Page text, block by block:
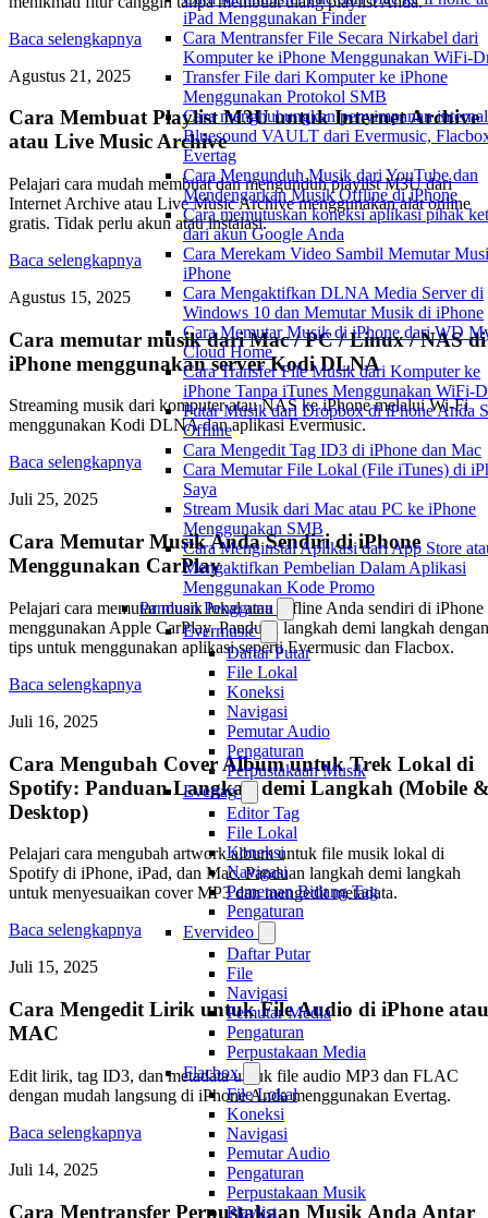
iPad Menggunakan Finder
Cara Mentransfer File Secara Nirkabel dari
Komputer ke iPhone Menggunakan WiFi-
Transfer File dari Komputer ke iPhone
Menggunakan Protokol SMB
Cara menghubungkan penyimpanan internal
Bluesound VAULT dari Evermusic,
Evertag
Cara Mengunduh Musik dari YouTube dan
Mendengarkan Musik Offline di iPhone
Cara memutuskan koneksi aplikasi pihak
dari akun Google Anda
Cara Merekam Video Sambil Memutar
iPhone
Cara Mengaktifkan DLNA Media Server di
Windows 10 dan Memutar Musik di iPhone
Cara Memutar Musik di iPhone dari WD
Cloud Home
Cara Transfer File Musik dari Komputer ke
iPhone Tanpa iTunes Menggunakan WiFi-
Putar Musik dari Dropbox di iPhone Anda
Offline
Cara Mengedit Tag ID3 di iPhone dan Mac
Cara Memutar File Lokal (File iTunes) di
Saya
Stream Musik dari Mac atau PC ke iPhone
Menggunakan SMB
Cara Menginstal Aplikasi dari App Store
Mengaktifkan Pembelian Dalam Aplikasi
Menggunakan Kode Promo
Panduan Pengguna
Evermusic
Daftar Putar
File Lokal
Koneksi
Navigasi
Pemutar Audio
Pengaturan
Perpustakaan Musik
Evertag
Editor Tag
File Lokal
Koneksi
Navigasi
Pemetaan Bidang Tag
Pengaturan
Evervideo
Daftar Putar
File
Navigasi
Pemutar Media
Pengaturan
Perpustakaan Media
Flacbox
File Lokal
Koneksi
Navigasi
Pemutar Audio
Pengaturan
Perpustakaan Musik
Playlist
Baca selengkapnya
Agustus 21, 2025
Cara Membuat Playlist M3U untuk Internet Archive
atau Live Music Archive
Pelajari cara mudah membuat dan mengunduh playlist M3U dari
Internet Archive atau Live Music Archive menggunakan alat online
gratis. Tidak perlu akun atau instalasi.
Baca selengkapnya
Agustus 15, 2025
Cara memutar musik dari Mac / PC / Linux / NAS di
iPhone menggunakan server Kodi DLNA
Streaming musik dari komputer atau NAS ke iPhone melalui Wi-Fi
menggunakan Kodi DLNA dan aplikasi Evermusic.
Baca selengkapnya
Juli 25, 2025
Cara Memutar Musik Anda Sendiri di iPhone
Menggunakan CarPlay
Pelajari cara memutar musik lokal atau offline Anda sendiri di iPhone
menggunakan Apple CarPlay. Panduan langkah demi langkah dengan
tips untuk menggunakan aplikasi seperti Evermusic dan Flacbox.
Baca selengkapnya
Juli 16, 2025
Cara Mengubah Cover Album untuk Trek Lokal di
Spotify: Panduan Langkah demi Langkah (Mobile
Desktop)
Pelajari cara mengubah artwork album untuk file musik lokal di
Spotify di iPhone, iPad, dan Mac. Panduan langkah demi langkah
untuk menyesuaikan cover MP3 dan mengedit metadata.
Baca selengkapnya
Juli 15, 2025
Cara Mengedit Lirik untuk File Audio di iPhone atau
MAC
Edit lirik, tag ID3, dan metadata untuk file audio MP3 dan FLAC
dengan mudah langsung di iPhone Anda menggunakan Evertag.
Baca selengkapnya
Juli 14, 2025
Cara Mentransfer Perpustakaan Musik Anda Antar